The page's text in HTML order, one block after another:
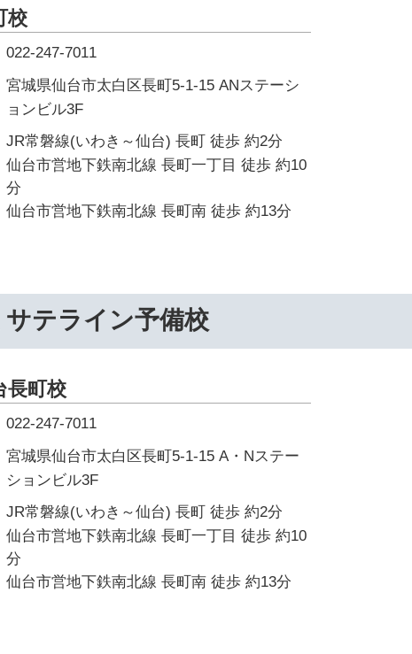
校
022-247-7011
宮城県仙台市太白区長町5-1-15 ANステーシ
ョンビル3F
JR常磐線(いわき～仙台) 長町 徒歩 約2分
仙台市営地下鉄南北線 長町一丁目 徒歩 約10
分
仙台市営地下鉄南北線 長町南 徒歩 約13分
テライン予備校
長町校
022-247-7011
宮城県仙台市太白区長町5-1-15 A・Nステー
ションビル3F
JR常磐線(いわき～仙台) 長町 徒歩 約2分
仙台市営地下鉄南北線 長町一丁目 徒歩 約10
分
仙台市営地下鉄南北線 長町南 徒歩 約13分